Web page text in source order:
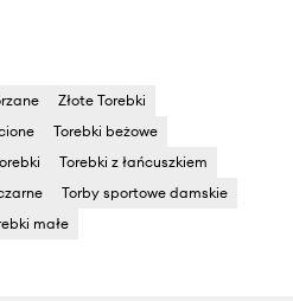
Złote Torebki
Torebki beżowe
Torebki z łańcuszkiem
Torby sportowe damskie
małe